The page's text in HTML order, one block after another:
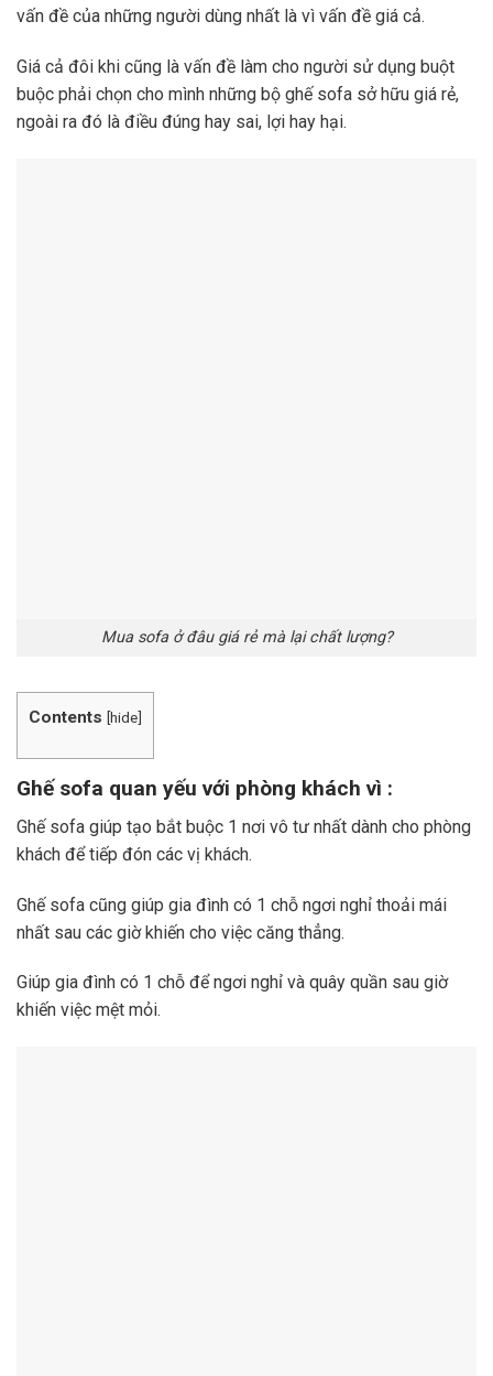
vấn đề của những người dùng nhất là vì vấn đề giá cả.
Giá cả đôi khi cũng là vấn đề làm cho người sử dụng buột
buộc phải chọn cho mình những bộ ghế sofa sở hữu giá rẻ,
ngoài ra đó là điều đúng hay sai, lợi hay hại.
Mua sofa ở đâu giá rẻ mà lại chất lượng?
Contents [hide]
Ghế sofa quan yếu với phòng khách vì :
Ghế sofa giúp tạo bắt buộc 1 nơi vô tư nhất dành cho phòng
khách để tiếp đón các vị khách.
Ghế sofa cũng giúp gia đình có 1 chỗ ngơi nghỉ thoải mái
nhất sau các giờ khiến cho việc căng thẳng.
Giúp gia đình có 1 chỗ để ngơi nghỉ và quây quần sau giờ
khiến việc mệt mỏi.